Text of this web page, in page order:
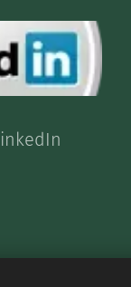
LinkedIn